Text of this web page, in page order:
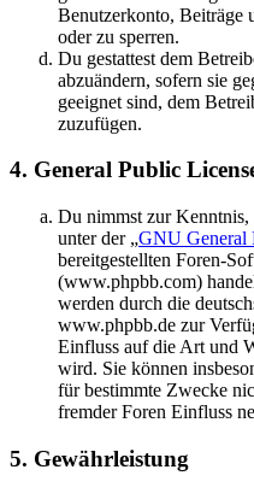
Benutzerkonto, Beiträge
oder zu sperren.
Du gestattest dem
abzuändern, sofern sie
geeignet sind, dem
zuzufügen.
4. General Public
Du nimmst zur Kenntnis,
unter der „GNU General
bereitgestellten Foren-
(www.phpbb.com)
werden durch die
www.phpbb.de zur
Einfluss auf die Art und
wird. Sie können
für bestimmte Zwecke
fremder Foren Einfluss
5. Gewährleistung